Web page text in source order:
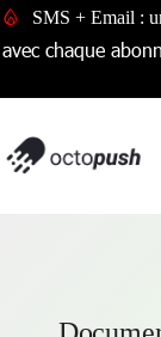
SMS + Email :
avec chaque